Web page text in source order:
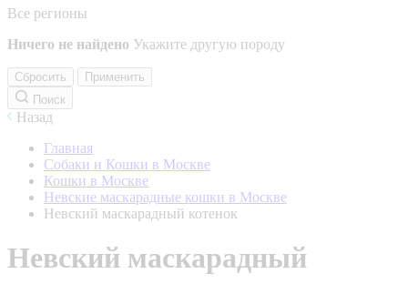
Все регионы
Ничего не найдено Укажите другую породу
Сбросить
Применить
Поиск
Назад
Главная
Собаки и Кошки в Москве
Кошки в Москве
Невские маскарадные кошки в Москве
Невский маскарадный котенок
Невский маскарадный